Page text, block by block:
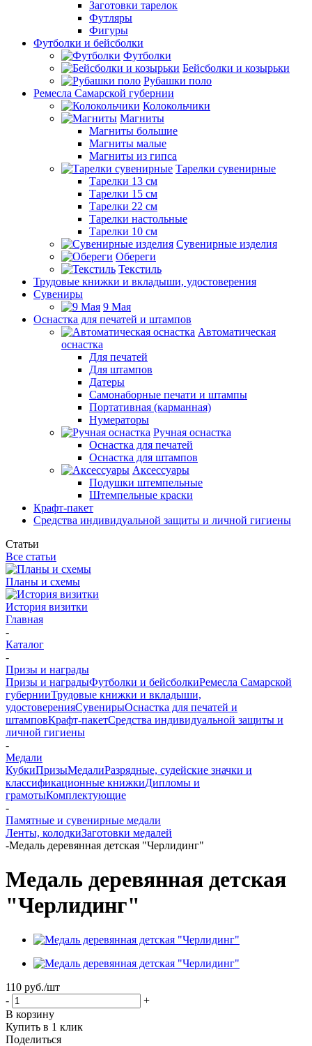
Заготовки тарелок
Футляры
Фигуры
Футболки и бейсболки
Футболки
Бейсболки и козырьки
Рубашки поло
Ремесла Самарской губернии
Колокольчики
Магниты
Магниты большие
Магниты малые
Магниты из гипса
Тарелки сувенирные
Тарелки 13 см
Тарелки 15 см
Тарелки 22 см
Тарелки настольные
Тарелки 10 см
Сувенирные изделия
Обереги
Текстиль
Трудовые книжки и вкладыши, удостоверения
Сувениры
9 Мая
Оснастка для печатей и штампов
Автоматическая
оснастка
Для печатей
Для штампов
Датеры
Самонаборные печати и штампы
Портативная (карманная)
Нумераторы
Ручная оснастка
Оснастка для печатей
Оснастка для штампов
Аксессуары
Подушки штемпельные
Штемпельные краски
Крафт-пакет
Средства индивидуальной защиты и личной гигиены
Статьи
Все статьи
Планы и схемы
История визитки
Главная
-
Каталог
-
Призы и награды
Призы и наградыФутболки и бейсболкиРемесла Самарской
губернииТрудовые книжки и вкладыши,
удостоверенияСувенирыОснастка для печатей и
штамповКрафт-пакетСредства индивидуальной защиты и
личной гигиены
-
Медали
КубкиПризыМедалиРазрядные, судейские значки и
классификационные книжкиДипломы и
грамотыКомплектующие
-
Памятные и сувенирные медали
Ленты, колодкиЗаготовки медалей
-Медаль деревянная детская "Черлидинг"
Медаль деревянная детская
"Черлидинг"
110 руб./шт
-
+
В корзину
Купить в 1 клик
Поделиться